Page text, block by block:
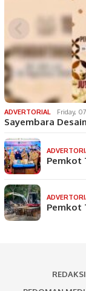
ADVERTORIAL Friday,
Sayembara
Pemkot
Pemkot
REDAKSI